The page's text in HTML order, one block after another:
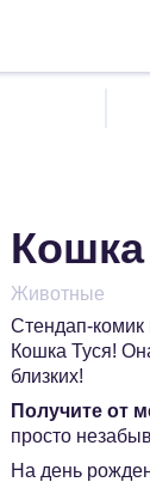
Кошка
Животные
Стендап-комик
Кошка Туся!
близких!
Получите от
просто
На день